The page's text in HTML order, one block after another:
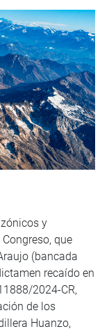
y
que
(bancada
recaído en
2024-CR,
de los
Huanzo,